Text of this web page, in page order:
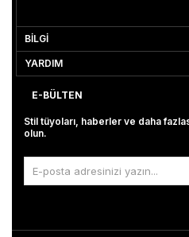
BİLGİ
YARDIM
E-BÜLTEN
Stil tüyoları, haberler ve daha
olun.